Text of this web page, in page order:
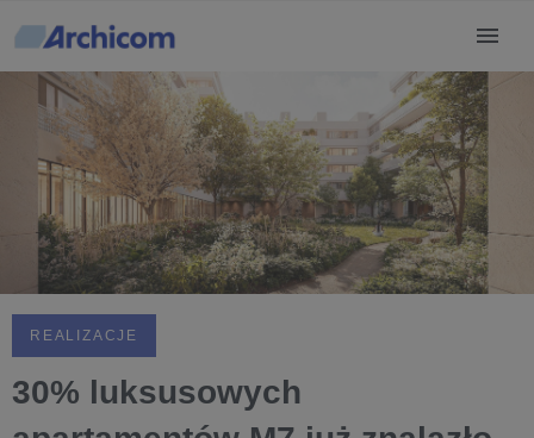
REALIZACJE
30% luksusowych